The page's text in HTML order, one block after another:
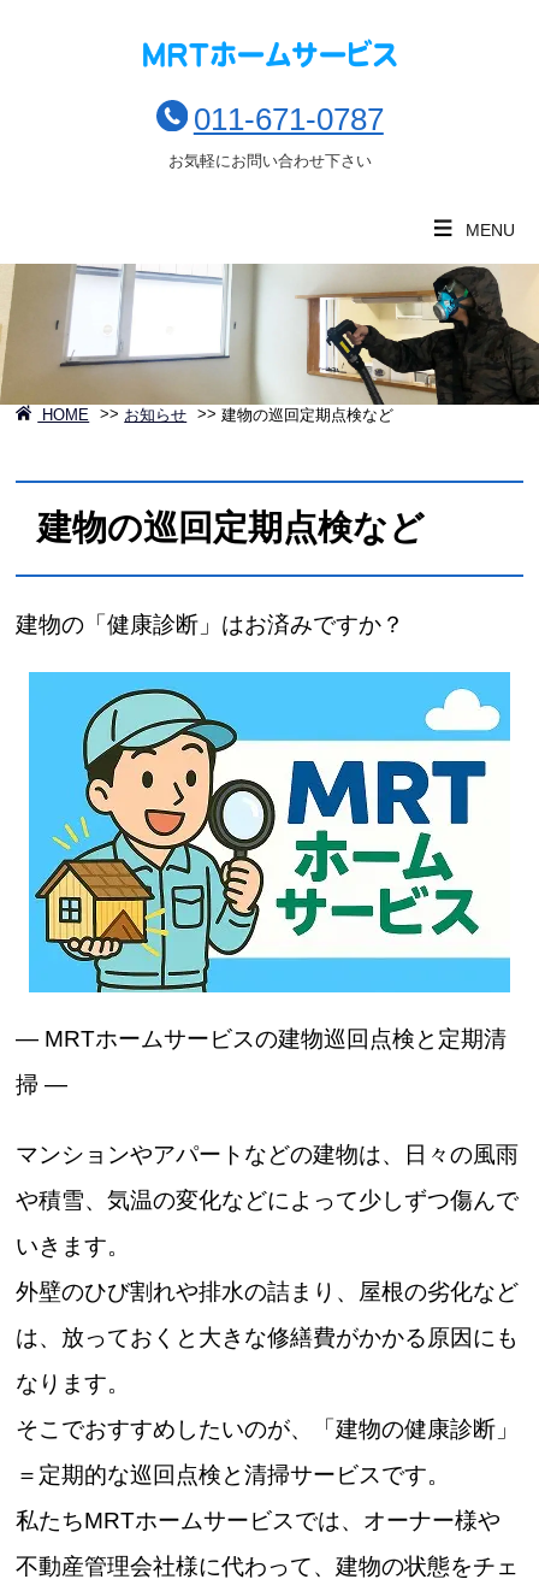
011-671-0787
お気軽にお問い合わせ下さい
MENU
HOME >> お知らせ >>建物の巡回定期点検など
建物の巡回定期点検など
建物の「健康診断」はお済みですか？
― MRTホームサービスの建物巡回点検と定期清
掃 ―
マンションやアパートなどの建物は、日々の風雨
や積雪、気温の変化などによって少しずつ傷んで
いきます。
外壁のひび割れや排水の詰まり、屋根の劣化など
は、放っておくと大きな修繕費がかかる原因にも
なります。
そこでおすすめしたいのが、「建物の健康診断」
＝定期的な巡回点検と清掃サービスです。
私たちMRTホームサービスでは、オーナー様や
不動産管理会社様に代わって、建物の状態をチェ